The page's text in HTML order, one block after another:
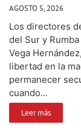
AGOSTO 5, 2026
Los directores
del Sur y
Vega
libertad en la
permanecer
cuando...
Leer más